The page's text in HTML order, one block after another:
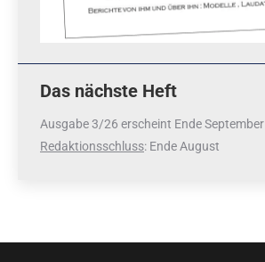
Das nächste Heft
Ausgabe 3/26 erscheint Ende September
Redaktionsschluss: Ende August